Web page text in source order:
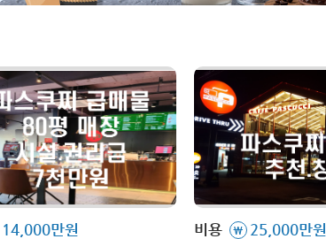
14,000만원
비용 \
25,000만원